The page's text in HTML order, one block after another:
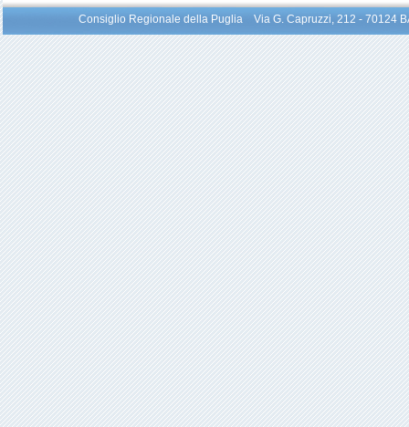
Consiglio Regionale della Puglia Via G. Capruzzi, 212 -